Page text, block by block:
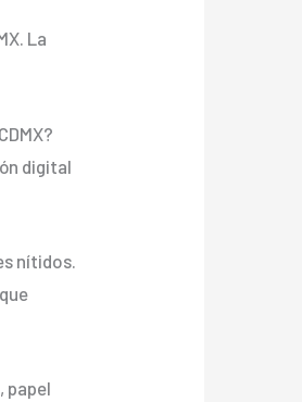
La
digital
nítidos.
papel